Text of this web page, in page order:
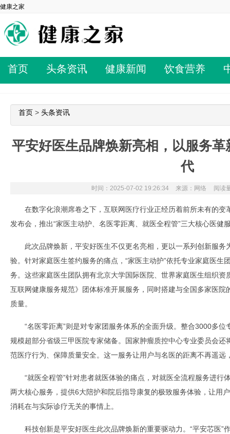
健康之家
首页 头条资讯 健康新闻 饮食营养
首页 > 头条资讯
平安好医生品牌焕新亮相，以服务
代
时间：2025-07-02 19:26:34 来源：网络 阅读
在数字化浪潮席卷之下，互联网医疗行业正经历着前所未有的
发布会，推出“家医主动护、名医零距离、就医全程管”三大核心医健
此次品牌焕新，平安好医生不仅更名亮相，更以一系列创新服务
验。针对家庭医生签约服务的痛点，“家医主动护”依托专业家庭医生
务。这些家庭医生团队拥有北京大学国际医院、世界家庭医生组织
互联网健康服务规范》团体标准开展服务，同时搭建与全国多家医
质量。
“名医零距离”则是对专家团服务体系的全面升级。整合3000多
规模超部分省级三甲医院专家储备。国家肿瘤质控中心专业委员会
范医疗行为、保障质量安全。这一服务让用户与名医的距离不再遥远
“就医全程管”针对患者就医体验的痛点，对就医全流程服务进行
两大核心服务，提供6大陪护和院后指导康复的极致服务体验，让用
消耗在与实际诊疗无关的事情上。
科技创新是平安好医生此次品牌焕新的重要驱动力。“平安芯医”